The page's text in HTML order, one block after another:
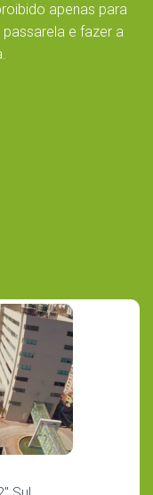
apenas para
e fazer a